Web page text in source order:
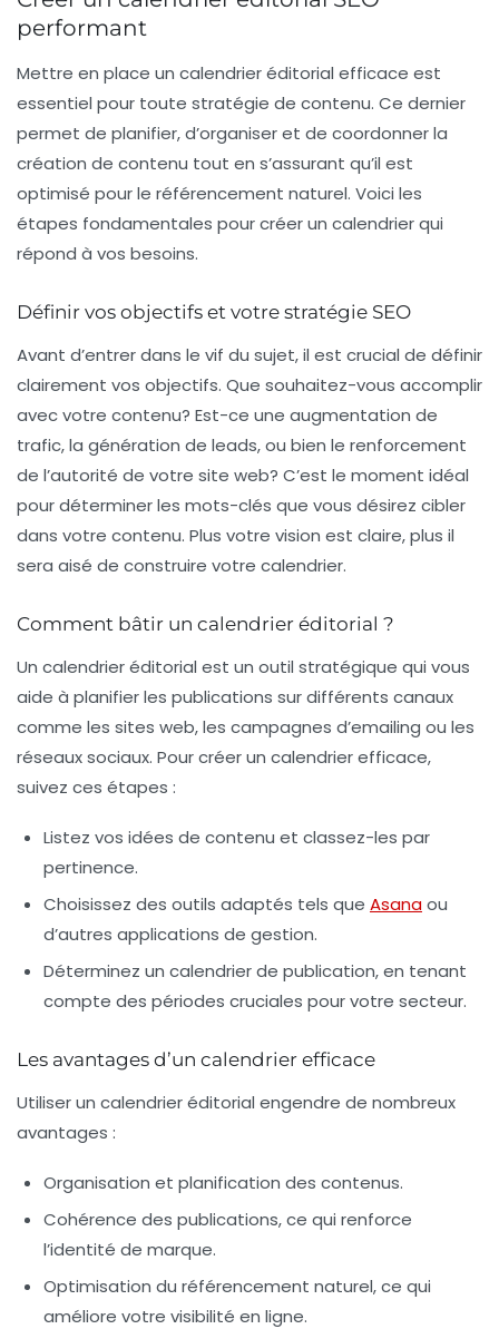
performant
Mettre en place un calendrier éditorial efficace est
essentiel pour toute stratégie de contenu. Ce dernier
permet de planifier, d’organiser et de coordonner la
création de contenu tout en s’assurant qu’il est
optimisé pour le référencement naturel. Voici les
étapes fondamentales pour créer un calendrier qui
répond à vos besoins.
Définir vos objectifs et votre stratégie SEO
Avant d’entrer dans le vif du sujet, il est crucial de définir
clairement vos objectifs. Que souhaitez-vous accomplir
avec votre contenu? Est-ce une augmentation de
trafic, la génération de leads, ou bien le renforcement
de l’autorité de votre site web? C’est le moment idéal
pour déterminer les mots-clés que vous désirez cibler
dans votre contenu. Plus votre vision est claire, plus il
sera aisé de construire votre calendrier.
Comment bâtir un calendrier éditorial ?
Un calendrier éditorial est un outil stratégique qui vous
aide à planifier les publications sur différents canaux
comme les sites web, les campagnes d’emailing ou les
réseaux sociaux. Pour créer un calendrier efficace,
suivez ces étapes :
Listez vos idées de contenu et classez-les par
pertinence.
Choisissez des outils adaptés tels que Asanaou
d’autres applications de gestion.
Déterminez un calendrier de publication, en tenant
compte des périodes cruciales pour votre secteur.
Les avantages d’un calendrier efficace
Utiliser un calendrier éditorial engendre de nombreux
avantages :
Organisation et planification des contenus.
Cohérence des publications, ce qui renforce
l’identité de marque.
Optimisation du référencement naturel, ce qui
améliore votre visibilité en ligne.